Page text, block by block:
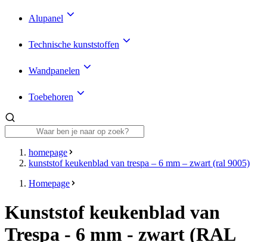
Alupanel
Technische kunststoffen
Wandpanelen
Toebehoren
homepage
kunststof keukenblad van trespa – 6 mm – zwart (ral 9005)
Homepage
Kunststof keukenblad van
Trespa - 6 mm - zwart (RAL